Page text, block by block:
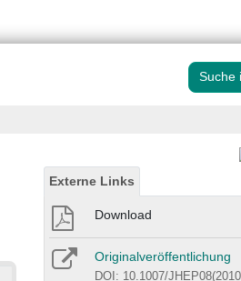
Suche
Externe Links
Download
Originalveröffentlichung
DOI: 10.1007/